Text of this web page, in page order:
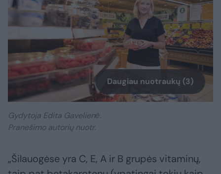
Daugiau nuotraukų (3)
Gydytoja Edita Gavelienė.
Pranešimo autorių nuotr.
„Šilauogėse yra C, E, A ir B grupės vitaminų,